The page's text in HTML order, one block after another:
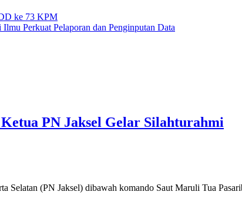
ke 73 KPM
Perkuat Pelaporan dan Penginputan Data
PN Jaksel Gelar Silahturahmi
Selatan (PN Jaksel) dibawah komando Saut Maruli Tua